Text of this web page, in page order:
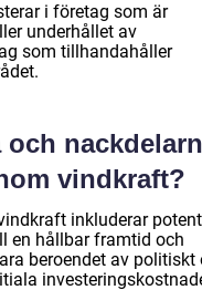
i företag som är
underhållet av
som tillhandahåller
och
vindkraft?
inkluderar
en hållbar framtid och
beroendet av politiskt